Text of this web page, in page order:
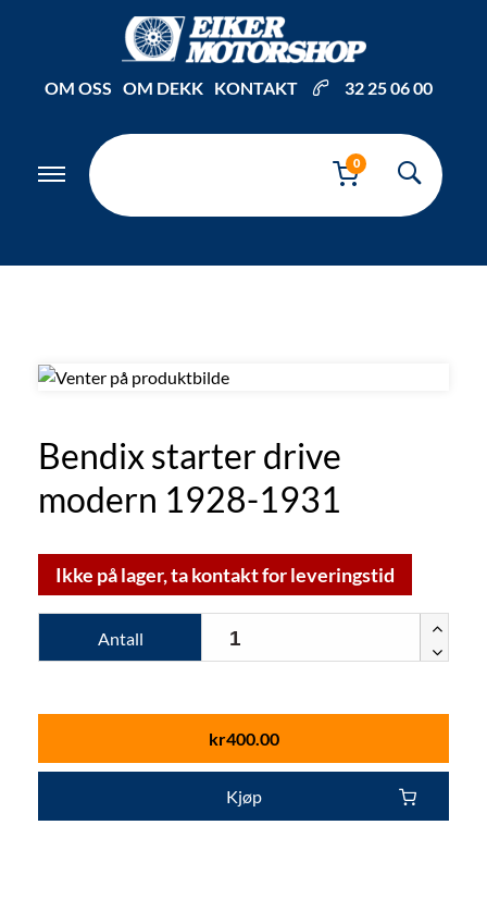
OM OSS OM DEKK KONTAKT 32 25 06 00
0
Bendix starter drive
modern 1928-1931
Ikke på lager, ta kontakt for leveringstid
Antall
kr400.00
Kjøp